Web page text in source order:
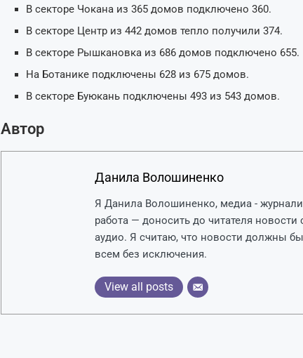
В секторе Чокана из 365 домов подключено 360.
В секторе Центр из 442 домов тепло получили 374.
В секторе Рышкановка из 686 домов подключено 655.
На Ботанике подключены 628 из 675 домов.
В секторе Буюкань подключены 493 из 543 домов.
Автор
Данила Волошиненко
Я Данила Волошиненко, медиа -
работа — доносить до читателя
аудио. Я считаю, что новости должны
всем без исключения.
View all posts